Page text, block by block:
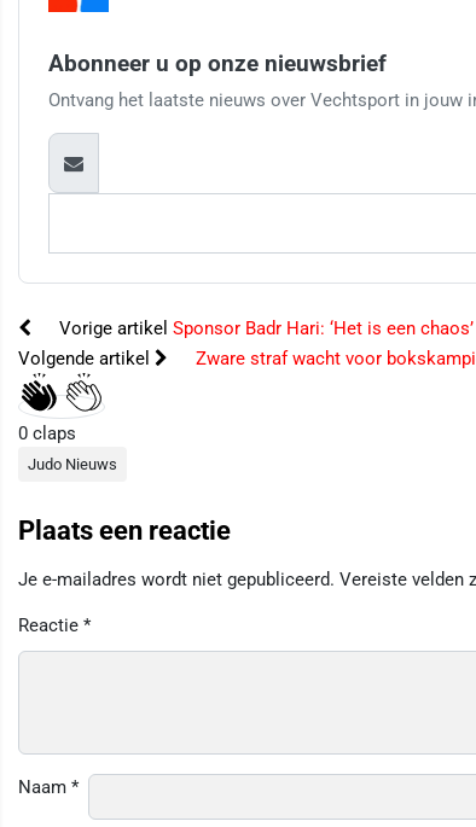
Abonneer u op onze nieuwsbrief
Ontvang het laatste nieuws over Vechtsport in jouw
Vorige artikel Sponsor Badr Hari: ‘Het is een chaos’
Volgende artikel
Zware straf wacht voor
0 claps
Judo Nieuws
Plaats een reactie
Je e-mailadres wordt niet gepubliceerd. Vereiste velden
Reactie *
Naam *